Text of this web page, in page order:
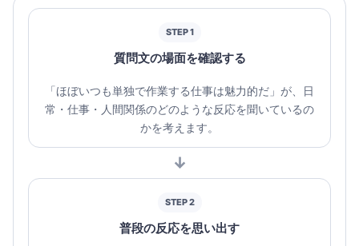
STEP 1
質問文の場面を確認する
「ほぼいつも単独で作業する仕事は魅力的だ」が、日
常・仕事・人間関係のどのような反応を聞いているの
かを考えます。
↓
STEP 2
普段の反応を思い出す